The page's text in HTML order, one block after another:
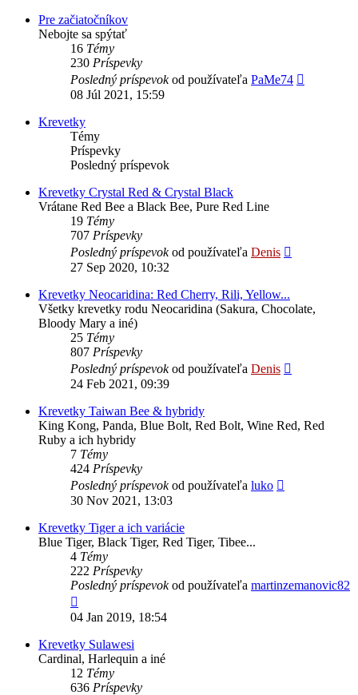
Pre začiatočníkov
Nebojte sa spýtať
16 Témy
230 Príspevky
Posledný príspevokod používateľa PaMe74
08 Júl 2021, 15:59
Krevetky
Témy
Príspevky
Posledný príspevok
Krevetky Crystal Red & Crystal Black
Vrátane Red Bee a Black Bee, Pure Red Line
19 Témy
707 Príspevky
Posledný príspevokod používateľa Denis
27 Sep 2020, 10:32
Krevetky Neocaridina: Red Cherry, Rili, Yellow...
Všetky krevetky rodu Neocaridina (Sakura, Chocolate,
Bloody Mary a iné)
25 Témy
807 Príspevky
Posledný príspevokod používateľa Denis
24 Feb 2021, 09:39
Krevetky Taiwan Bee & hybridy
King Kong, Panda, Blue Bolt, Red Bolt, Wine Red, Red
Ruby a ich hybridy
7 Témy
424 Príspevky
Posledný príspevokod používateľa luko
30 Nov 2021, 13:03
Krevetky Tiger a ich variácie
Blue Tiger, Black Tiger, Red Tiger, Tibee...
4 Témy
222 Príspevky
Posledný príspevokod používateľa martinzemanovic82
posledný
04 Jan 2019, 18:54
Krevetky Sulawesi
Cardinal, Harlequin a iné
12 Témy
636 Príspevky